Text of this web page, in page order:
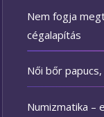
Nem fogja
cégalapítás
Női bőr
Numizmatika –